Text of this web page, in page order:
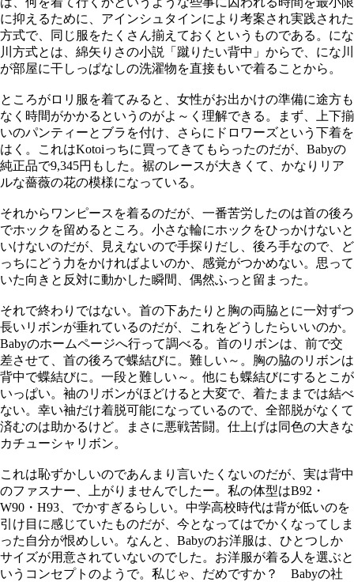
に抑えるために、アインシュタインにより考案され実践された
方式で、同じ服をたくさん揃えておくというものである。にな
川方式とは、綿矢りさの小説「蹴りたい背中」からで、にな川
が部屋に干しっぱなしの洗濯物を直接もいで着ることから。
ところがロリ服を着てみると、女性がお出かけの準備に途方も
なく時間がかかるというのがよ～く理解できる。まず、上下揃
いのパンティーとブラを付け、さらにドロワーズという下着を
はく。これはKotoiっちに買ってきてもらったのだが、Babyの
純正品で9,345円もした。裾のレースが大きくて、かなりリア
ルな薔薇の花の模様になっている。
それからワンピースを着るのだが、一番苦労したのは首の後ろ
でホックを留めるところ。小さな輪にホックをひっかけないと
いけないのだが、見えないので手探りだし、後ろ手なので、ど
っちにどう力をかければよいのか、感覚がつかめない。思って
いた向きと反対に動かした瞬間、偶然ふっと留まった。
それで終わりではない。首の下あたりと胸の両脇とに一対ずつ
長いリボンが垂れているのだが、これをどうしたらいいのか。
Babyのホームページへ行って調べる。首のリボンは、前で交
差させて、首の後ろで蝶結びに。難しい～。胸の脇のリボンは
背中で蝶結びに。一段と難しい～。他にも蝶結びにするとこが
いっぱい。袖のリボンがほどけると大変で、着たままでは結べ
ない。幸い袖だけ着脱可能になっているので、全部脱がなくて
済むのは助かるけど。まさに悪戦苦闘。仕上げは同色の大きな
カチューシャリボン。
これは恥ずかしいのであんまり言いたくないのだが、実は背中
のファスナー、上がりませんでしたー。私の体型はB92・
W90・H93、でかすぎるらしい。中学高校時代は背が低いのを
引け目に感じていたものだが、今となってはでかくなってしま
った自分が恨めしい。なんと、Babyのお洋服は、ひとつしか
サイズが用意されていないのでした。お洋服が着る人を選ぶと
いうコンセプトのようで。私じゃ、だめですか？ Babyの社